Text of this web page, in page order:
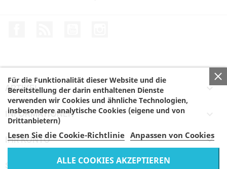
Für die Funktionalität dieser Website und die
Bereitstellung der darin enthaltenen Dienste
verwenden wir Cookies und ähnliche Technologien,
insbesondere analytische Cookies (eigene und von
Drittanbietern)
Lesen Sie die Cookie-Richtlinie Anpassen von Cookies
ALLE COOKIES AKZEPTIEREN
ARTIKEL 
INFORMATIONEN
IHR KONTO 
SHOP-EINSTELLUNGEN